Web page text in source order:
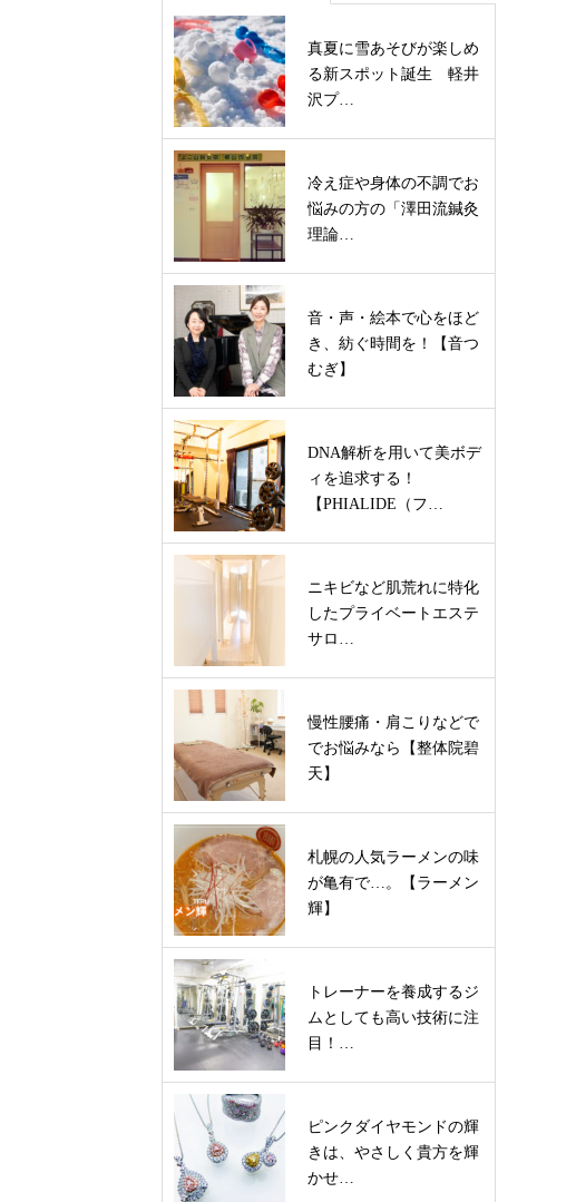
真夏に雪あそびが楽しめ
る新スポット誕生 軽井
沢プ…
冷え症や身体の不調でお
悩みの方の「澤田流鍼灸
理論…
音・声・絵本で心をほど
き、紡ぐ時間を！【音つ
むぎ】
DNA解析を用いて美ボデ
ィを追求する！
【PHIALIDE（フ…
ニキビなど肌荒れに特化
したプライベートエステ
サロ…
慢性腰痛・肩こりなどで
でお悩みなら【整体院碧
天】
札幌の人気ラーメンの味
が亀有で…。【ラーメン
輝】
トレーナーを養成するジ
ムとしても高い技術に注
目！…
ピンクダイヤモンドの輝
きは、やさしく貴方を輝
かせ…